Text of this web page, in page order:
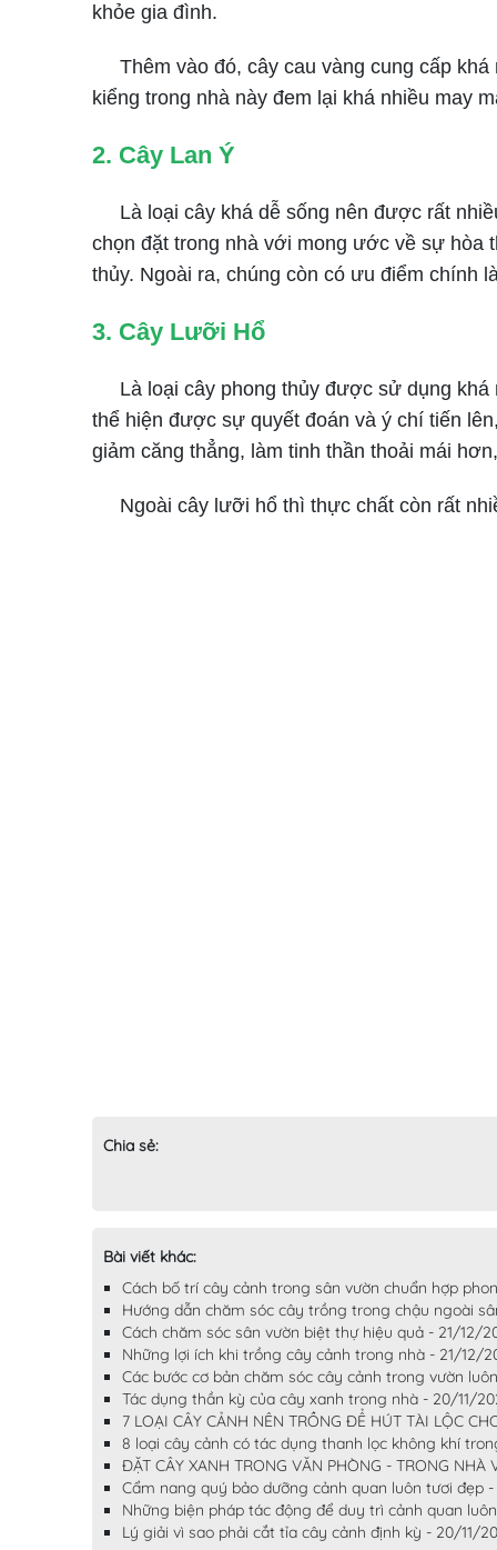
khỏe gia đình.
Thêm vào đó, cây cau vàng cung cấp khá
kiểng trong nhà này đem lại khá nhiều may
2. Cây Lan Ý
Là loại cây khá dễ sống nên được rất
chọn đặt trong nhà với mong ước về sự hòa
thủy. Ngoài ra, chúng còn có ưu điểm chính
3. Cây Lưỡi Hổ
Là loại cây phong thủy được sử dụng khá
thể hiện được sự quyết đoán và ý chí tiến
giảm căng thẳng, làm tinh thần thoải mái
Ngoài cây lưỡi hổ thì thực chất còn rất
Chia sẻ:
Bài viết khác:
Cách bố trí cây cảnh trong sân vườn chuẩn hợp
Hướng dẫn chăm sóc cây trồng trong chậu ngoài
Cách chăm sóc sân vườn biệt thự hiệu quả - 21/12/
Những lợi ích khi trồng cây cảnh trong nhà - 21/12/
Các bước cơ bản chăm sóc cây cảnh trong vườn
Tác dụng thần kỳ của cây xanh trong nhà - 20/11/
7 LOẠI CÂY CẢNH NÊN TRỒNG ĐỂ HÚT TÀI LỘC
8 loại cây cảnh có tác dụng thanh lọc không khí
ĐẶT CÂY XANH TRONG VĂN PHÒNG - TRONG
Cẩm nang quý bảo dưỡng cảnh quan luôn tươi đẹp
Những biện pháp tác động để duy trì cảnh quan
Lý giải vì sao phải cắt tỉa cây cảnh định kỳ - 20/11/